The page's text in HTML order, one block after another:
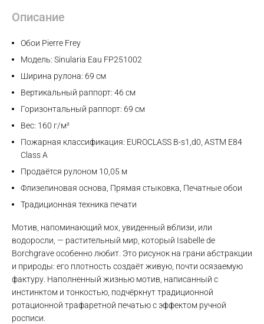
Описание
Обои Pierre Frey
Модель: Sinularia Eau FP251002
Ширина рулона: 69 см
Вертикальный раппорт: 46 см
Горизонтальный раппорт: 69 см
Вес: 160 г/м²
Пожарная классификация: EUROCLASS B-s1,d0, ASTM E84
Class A
Продаётся рулоном 10,05 м
Флизелиновая основа, Прямая стыковка, Печатные обои
Традиционная техника печати
Мотив, напоминающий мох, увиденный вблизи, или
водоросли, — растительный мир, который Isabelle de
Borchgrave особенно любит. Это рисунок на грани абстракции
и природы: его плотность создаёт живую, почти осязаемую
фактуру. Наполненный жизнью мотив, написанный с
инстинктом и тонкостью, подчёркнут традиционной
ротационной трафаретной печатью с эффектом ручной
росписи.
Max